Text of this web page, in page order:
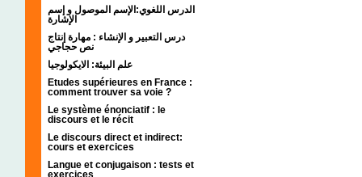
الدرس اللغوي:الإسم الموصول و إسم
الإشارة
درس التعبير و الإنشاء : مهارة إنتاج
نص حجاجي
علم البيئة: الايكولوجيا
Etudes supérieures en France :
comment trouver sa voie ?
Le système énonciatif : le
discours et le récit
Le discours direct et indirect:
cours et exercices
Langue et conjugaison : tests et
exercices